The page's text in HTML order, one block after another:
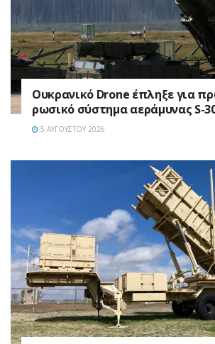
Ουκρανικό Drone έπληξε για
ρωσικό σύστημα αεράμυνας S-
5 ΑΥΓΟΎΣΤΟΥ 2026